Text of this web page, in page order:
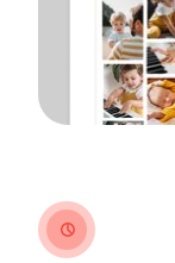
clock